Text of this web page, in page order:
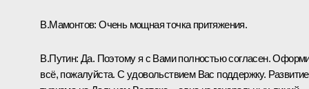
В.Мамонтов: Очень мощная точка притяжения.
В.Путин: Да. Поэтому я с Вами полностью согласен.
всё, пожалуйста. С удовольствием Вас поддержку. Развитие